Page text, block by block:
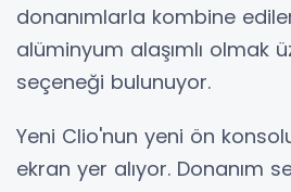
donanımlarla kombine
alüminyum alaşımlı olmak
seçeneği bulunuyor.
Yeni Clio'nun yeni ön
ekran yer alıyor. Donanım